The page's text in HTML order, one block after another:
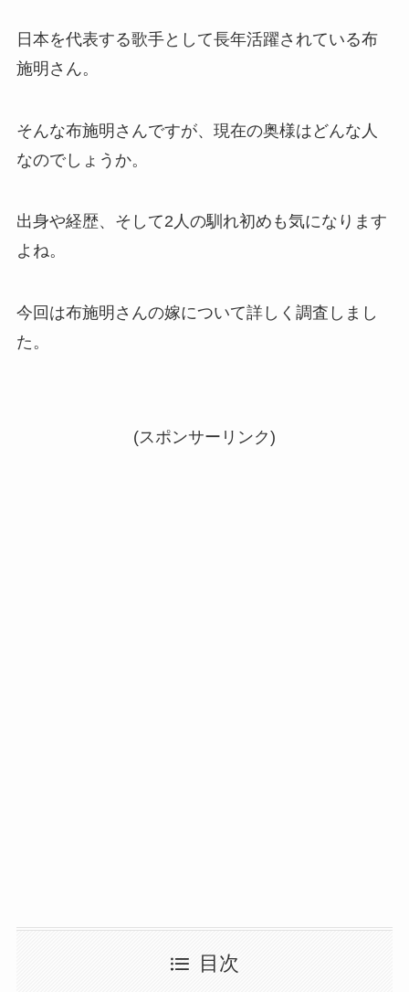
日本を代表する歌手として長年活躍されている布
施明さん。
そんな布施明さんですが、現在の奥様はどんな人
なのでしょうか。
出身や経歴、そして2人の馴れ初めも気になります
よね。
今回は布施明さんの嫁について詳しく調査しまし
た。
(スポンサーリンク)
目次